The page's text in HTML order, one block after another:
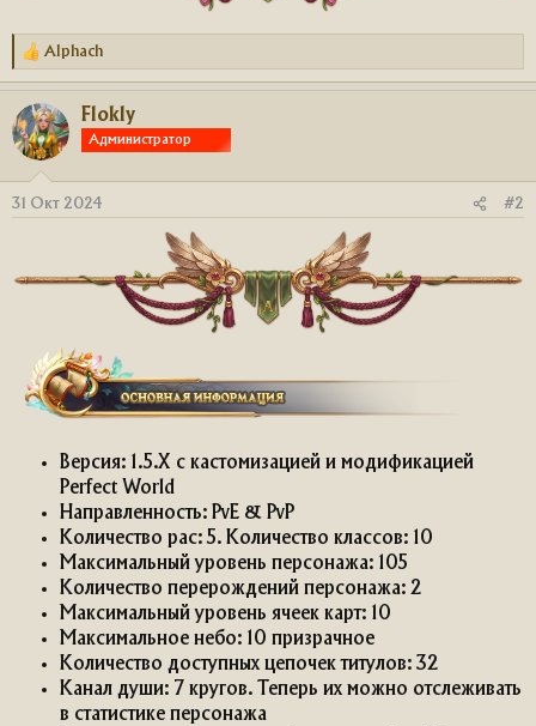
Р
к
ц
и
Alphach
Flokly
Администратор
31 Окт 2024 #2
Версия: 1.5.X с кастомизацией и модификацией
Perfect World
Направленность: PvE & PvP
Количество рас: 5. Количество классов: 10
Максимальный уровень персонажа: 105
Количество перерождений персонажа: 2
Максимальный уровень ячеек карт: 10
Максимальное небо: 10 призрачное
Количество доступных цепочек титулов: 32
Канал души: 7 кругов. Теперь их можно отслеживать
в статистике персонажа